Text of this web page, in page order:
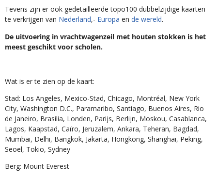
Tevens zijn er ook gedetailleerde topo100 dubbelzijdige kaarten
te verkrijgen van Nederland,- Europa en de wereld.
De uitvoering in vrachtwagenzeil met houten stokken is het
meest geschikt voor scholen.
Wat is er te zien op de kaart:
Stad: Los Angeles, Mexico-Stad, Chicago, Montréal, New York
City, Washington D.C., Paramaribo, Santiago, Buenos Aires, Rio
de Janeiro, Brasilia, Londen, Parijs, Berlijn, Moskou, Casablanca,
Lagos, Kaapstad, Caïro, Jeruzalem, Ankara, Teheran, Bagdad,
Mumbai, Delhi, Bangkok, Jakarta, Hongkong, Shanghai, Peking,
Seoel, Tokio, Sydney
Berg: Mount Everest